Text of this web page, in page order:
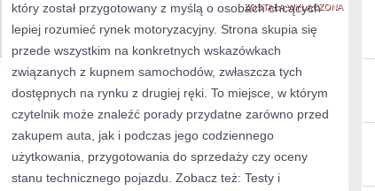
POJAZDY
ZOSTAŁA WYŁĄCZONA
który został przygotowany z myślą o osobach chcących
lepiej rozumieć rynek motoryzacyjny. Strona skupia się
przede wszystkim na konkretnych wskazówkach
związanych z kupnem samochodów, zwłaszcza tych
dostępnych na rynku z drugiej ręki. To miejsce, w którym
czytelnik może znaleźć porady przydatne zarówno przed
zakupem auta, jak i podczas jego codziennego
użytkowania, przygotowania do sprzedaży czy oceny
stanu technicznego pojazdu. Zobacz też: Testy i